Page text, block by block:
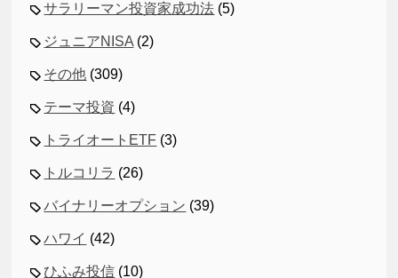
サラリーマン投資家成功法 (5)
ジュニアNISA (2)
その他 (309)
テーマ投資 (4)
トライオートETF (3)
トルコリラ (26)
バイナリーオプション (39)
ハワイ (42)
ひふみ投信 (10)